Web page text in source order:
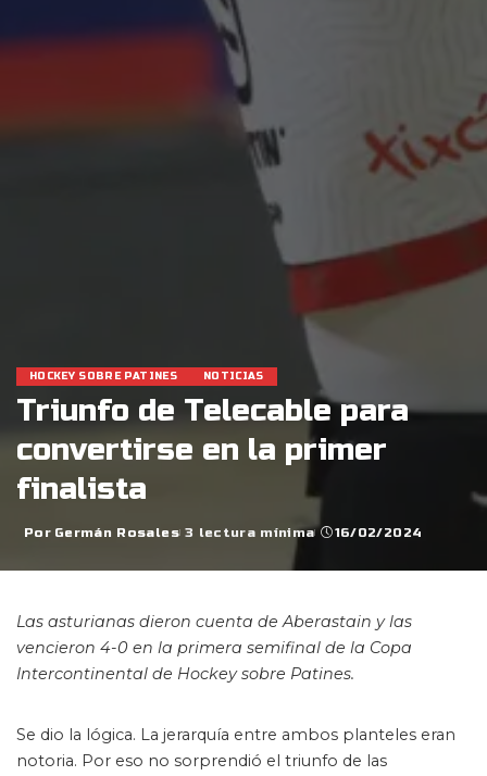
HOCKEY SOBRE PATINES NOTICIAS
Triunfo de Telecable para
convertirse en la primer
finalista
Posted
Por Germán Rosales 3 lectura mínima 16/02/2024
Las asturianas dieron cuenta de Aberastain y las
vencieron 4-0 en la primera semifinal de la Copa
Intercontinental de Hockey sobre Patines.
Se dio la lógica. La jerarquía entre ambos planteles eran
notoria. Por eso no sorprendió el triunfo de las